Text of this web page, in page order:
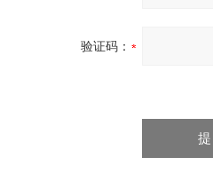
验证码：